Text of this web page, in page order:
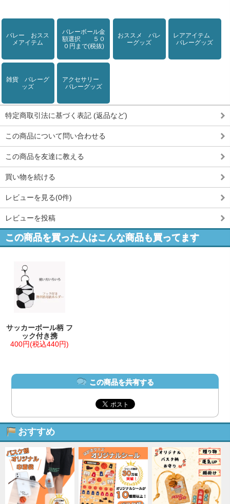
バレー おスス
メアイテム
バレーボール金
額選択 ５０
０円まで(税抜)
おススメ バレ
ーグッズ
レアアイテム
バレーグッズ
雑貨 バレーグ
ッズ
アクセサリー
バレーグッズ
特定商取引法に基づく表記 (返品など)
この商品について問い合わせる
この商品を友達に教える
買い物を続ける
レビューを見る(0件)
レビューを投稿
この商品を買った人はこんな商品も買ってます
サッカーボール柄 フ
ック付き携
400円(税込440円)
この商品を共有する
おすすめ